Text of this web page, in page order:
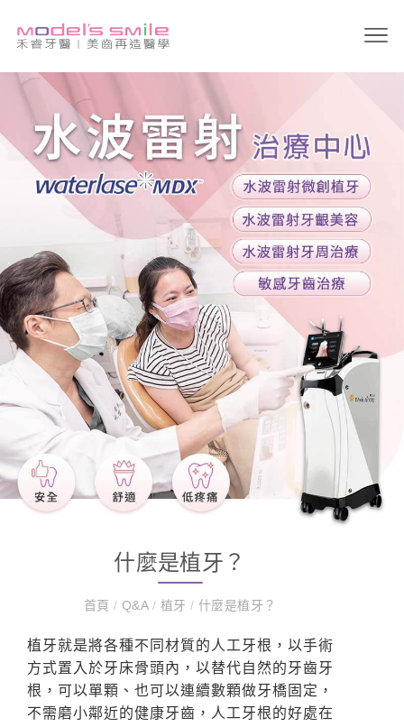
什麼是植牙？
首頁 / Q&A / 植牙 / 什麼是植牙？
植牙就是將各種不同材質的人工牙根，以手術
方式置入於牙床骨頭內，以替代自然的牙齒牙
根，可以單顆、也可以連續數顆做牙橋固定，
不需磨小鄰近的健康牙齒，人工牙根的好處在